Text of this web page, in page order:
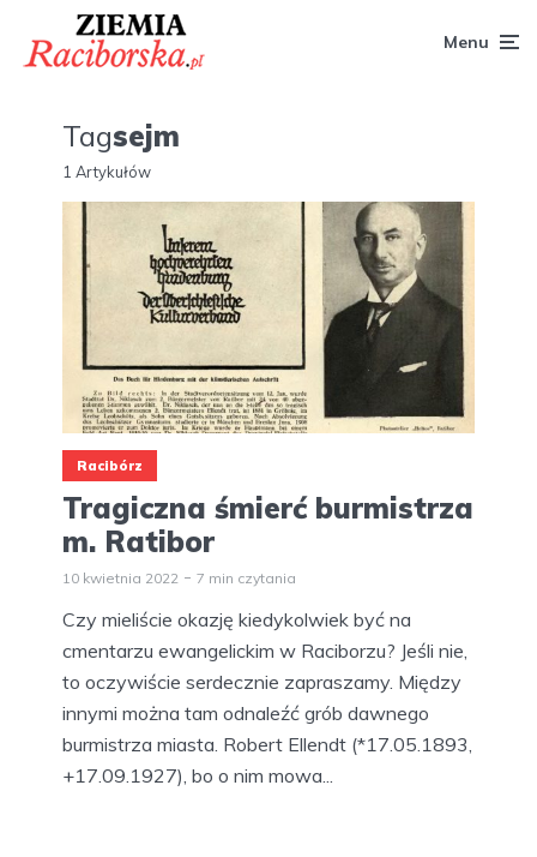
Menu
Tagsejm
1 Artykułów
Racibórz
Tragiczna śmierć burmistrza
m. Ratibor
10 kwietnia 2022 7 min czytania
Czy mieliście okazję kiedykolwiek być na
cmentarzu ewangelickim w Raciborzu? Jeśli nie,
to oczywiście serdecznie zapraszamy. Między
innymi można tam odnaleźć grób dawnego
burmistrza miasta. Robert Ellendt (*17.05.1893,
+17.09.1927), bo o nim mowa...